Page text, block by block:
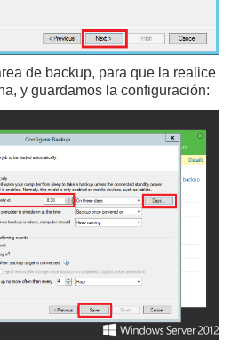
de backup, para que la realice
y guardamos la configuración: